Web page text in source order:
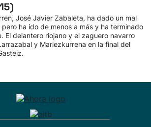
José Javier Zabaleta, ha dado un mal
pero ha ido de menos a más y ha terminado
El delantero riojano y el zaguero navarro
y Mariezkurrena en la final del